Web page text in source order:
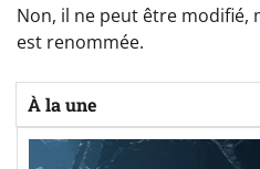
Non, il ne peut être modifié,
est renommée.
À la une